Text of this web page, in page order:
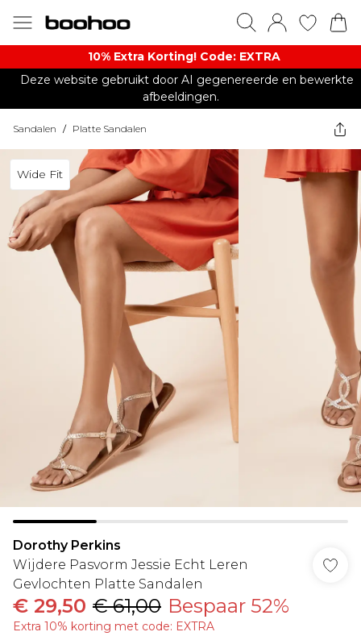
10% Extra Korting! Code: EXTRA​
Deze website gebruikt door AI gegenereerde en bewerkte
afbeeldingen.
Sandalen / Platte Sandalen
Wide Fit
Dorothy Perkins
Wijdere Pasvorm Jessie Echt Leren
Gevlochten Platte Sandalen
€ 29,50 € 61,00 Bespaar 52%
Extra 10% korting met code: EXTRA